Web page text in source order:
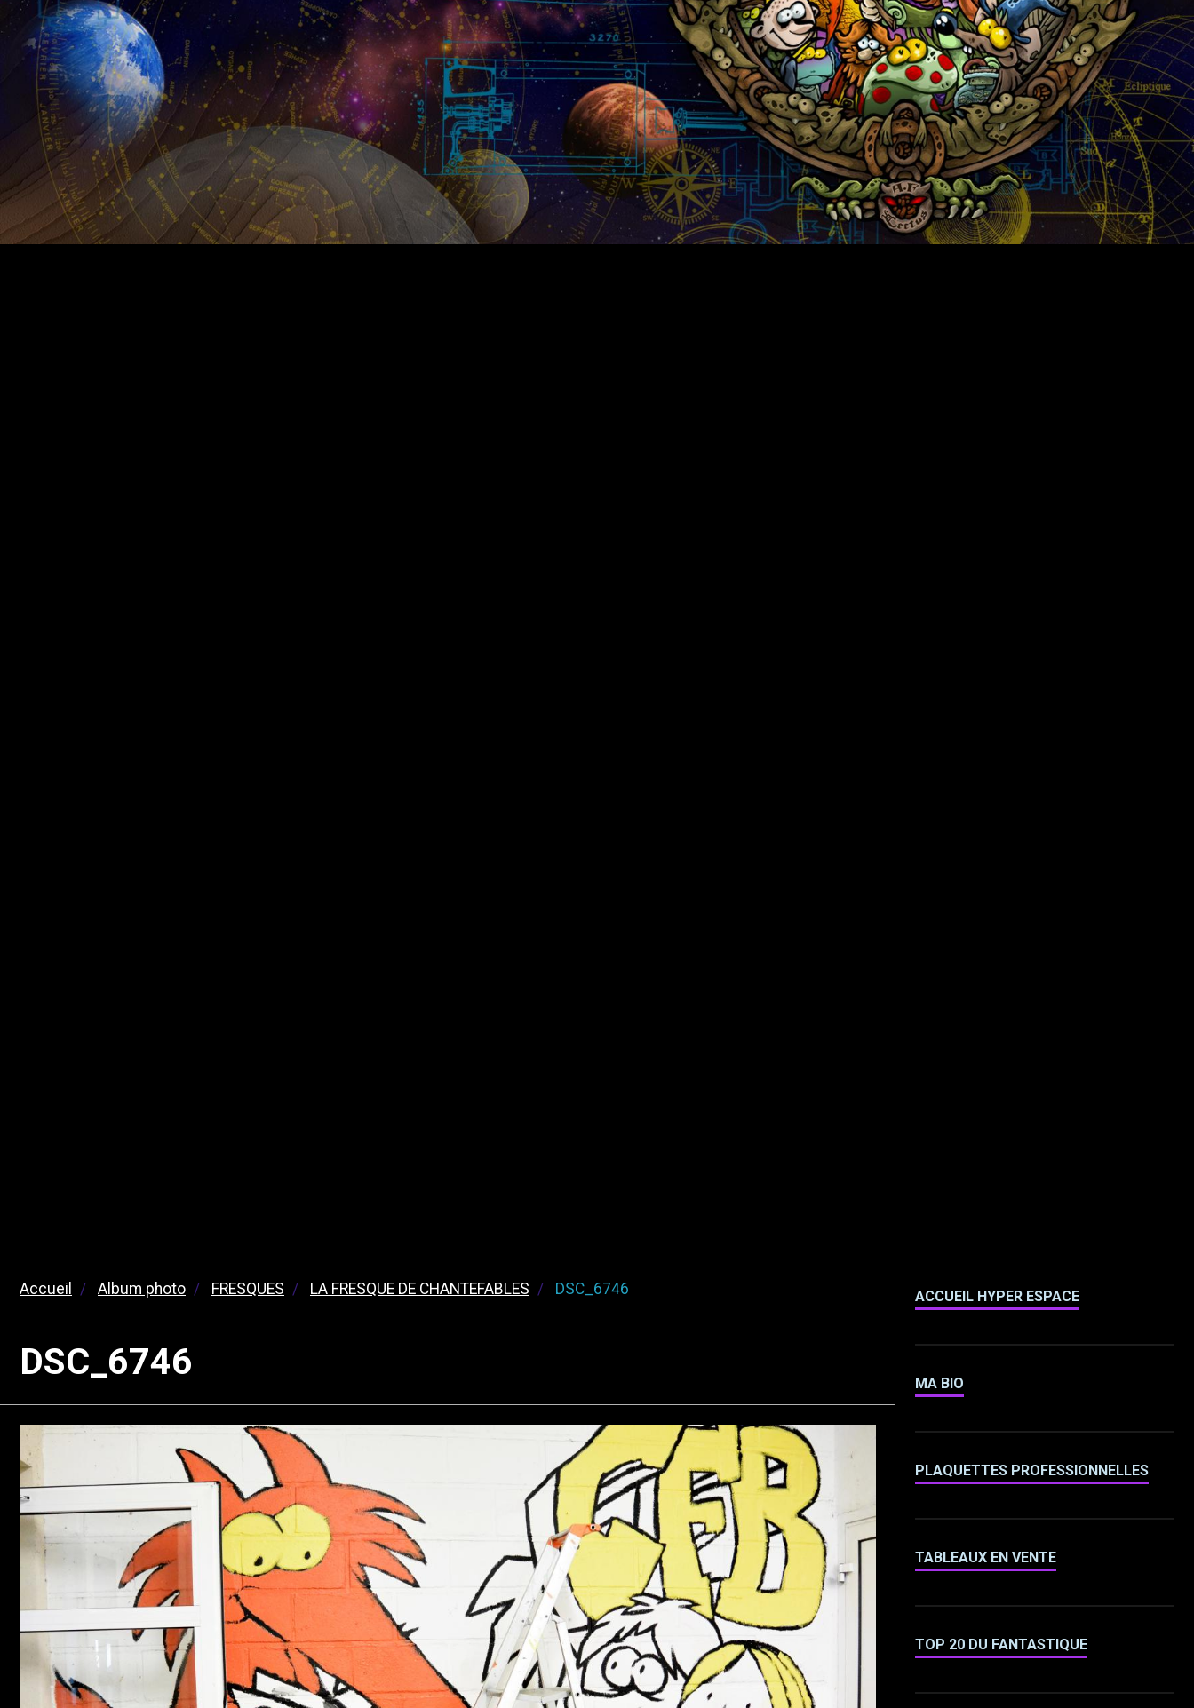
Accueil Album photo FRESQUES LA FRESQUE DE CHANTEFABLES DSC_6746
DSC_6746
ACCUEIL HYPER ESPACE
MA BIO
PLAQUETTES PROFESSIONNELLES
TABLEAUX EN VENTE
TOP 20 DU FANTASTIQUE